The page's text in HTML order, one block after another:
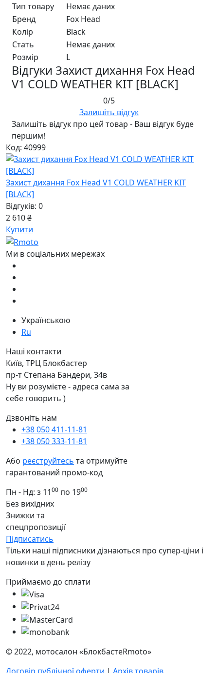
Тип товару
Немає даних
Бренд
Fox Head
Колір
Black
Стать
Немає даних
Розмір
L
Відгуки Захист дихання Fox Head
V1 COLD WEATHER KIT [BLACK]
0/5
Залишіть відгук
Залишіть відгук про цей товар - Ваш відгук буде
першим!
Код: 40999
Захист дихання Fox Head V1 COLD WEATHER KIT
[BLACK]
Відгуків: 0
2 610 ₴
Купити
Ми в соціальних мережах
Українською
Ru
Наші контакти
Київ, ТРЦ Блокбастер
пр-т Степана Бандери, 34в
Ну ви розумієте - адреса сама за
себе говорить )
Дзвоніть нам
+38 050 411-11-81
+38 050 333-11-81
Або реєструйтесь та отримуйте
гарантований промо-код
Пн - Нд: з 1100 по 1900
Без вихідних
Знижки та
спецпропозиції
Підписатись
Тільки наші підписники дізнаються про супер-ціни і
новинки в день релізу
Приймаємо до сплати
© 2022, мотосалон «БлокбастеRmoto»